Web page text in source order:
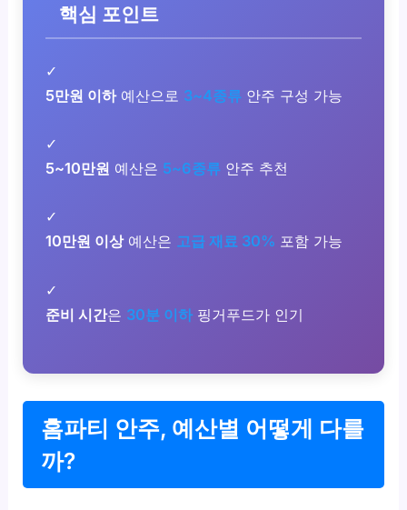
핵심 포인트
✓
5만원 이하예산으로 3~4종류 안주 구성 가능
✓
5~10만원 예산은 5~6종류 안주 추천
✓
10만원 이상예산은 고급 재료 30% 포함 가능
✓
준비 시간은 30분 이하 핑거푸드가 인기
홈파티 안주, 예산별 어떻게 다를
까?